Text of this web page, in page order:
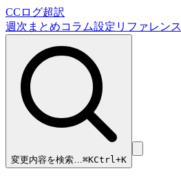
CCログ超訳
週次まとめコラム設定リファレンス
変更内容を検索…⌘KCtrl+K